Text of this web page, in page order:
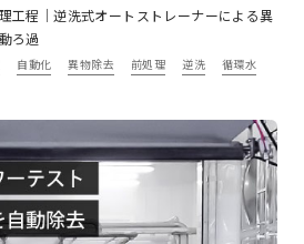
工程｜逆洗式オートストレーナーによる異
ろ過
自動化 異物除去 前処理 逆洗 循環水